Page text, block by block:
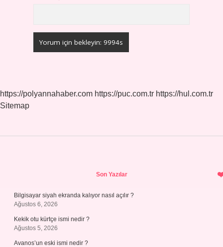
https://polyannahaber.com https://puc.com.tr https://hul.com.tr
Sitemap
Son Yazılar
Bilgisayar siyah ekranda kalıyor nasıl açılır ?
Ağustos 6, 2026
Kekik otu kürtçe ismi nedir ?
Ağustos 5, 2026
Avanos’un eski ismi nedir ?